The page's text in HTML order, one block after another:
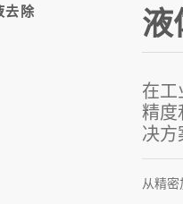
去除 液
在工
精度
决方
从精